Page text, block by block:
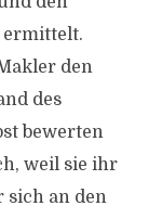
ermittelt.
den
des
bewerten
weil sie ihr
sich an den